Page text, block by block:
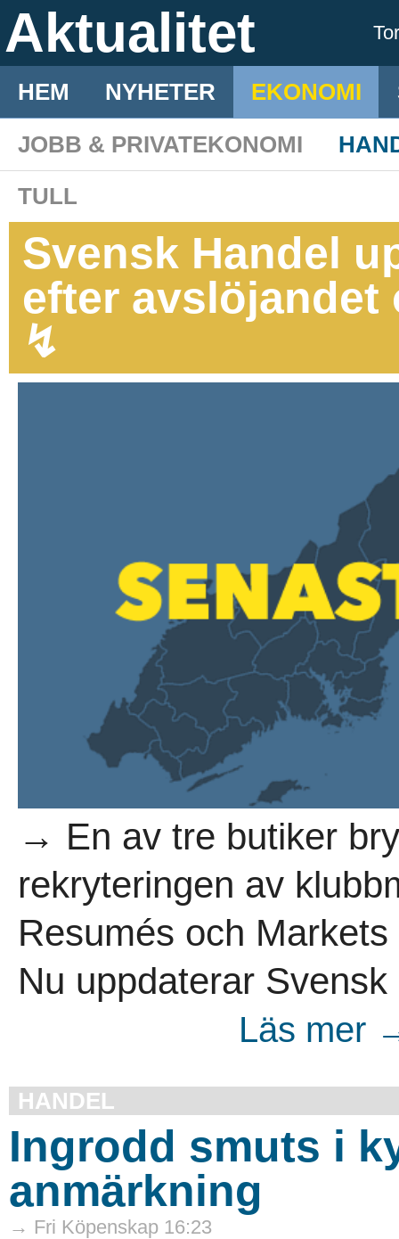
Aktualitet
HEM NYHETER EKONOMI
JOBB & PRIVATEKONOMI
TULL
Svensk Handel
efter avslöjandet
↯
→ En av tre butiker
rekryteringen av
Resumés och
Nu uppdaterar
Läs mer
HANDEL
Ingrodd smuts i
anmärkning
→ Fri Köpenskap 16:23